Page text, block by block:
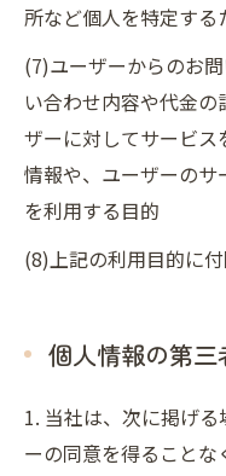
所など個人を特定す
(7)ユーザーからのお
い合わせ内容や代金
ザーに対してサービス
情報や、ユーザーの
を利用する目的
(8)上記の利用目的に
個人情報の第三
1. 当社は、次に掲げ
ーの同意を得ること